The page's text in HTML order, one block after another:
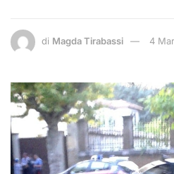
di Magda Tirabassi 4